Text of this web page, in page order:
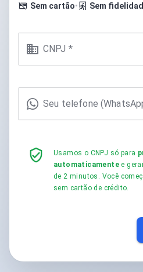
Sem cartão• Sem
CNPJ *
Seu telefone
Usamos o CNPJ só para
automaticamente e
de 2 minutos. Você
sem cartão de crédito.